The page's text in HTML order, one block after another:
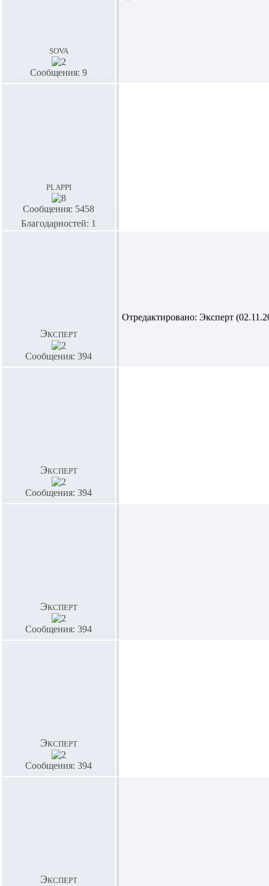
sova
Сообщения: 9
plappi
Сообщения: 5458
Благодарностей: 1
Эксперт
Сообщения: 394
Отредактировано: Эксперт
Эксперт
Сообщения: 394
Эксперт
Сообщения: 394
Эксперт
Сообщения: 394
Эксперт